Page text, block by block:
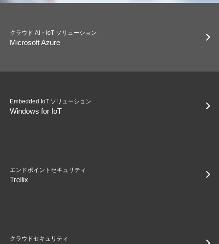
クラウド AI・IoT ソリューション
Microsoft Azure
Embedded IoT ソリューション
Windows for IoT
エンドポイントセキュリティ
Trellix
クラウドセキュリティ